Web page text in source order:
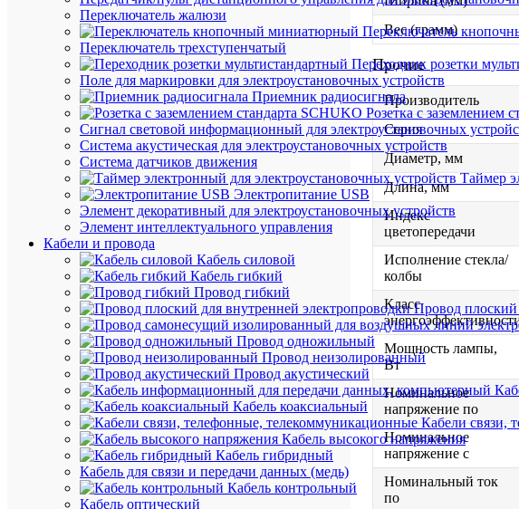
Переключатель жалюзи
Переключатель
Переключатель трехступенчатый
Переходник розетки
Поле для маркировки для электроустановочных устройств
Приемник радиосигнала
Розетка с заземлением
Сигнал световой информационный для электроустановочных
Система акустическая для электроустановочных устройств
Система датчиков движения
Таймер
Электропитание USB
Элемент декоративный для электроустановочных устройств
Элемент интеллектуального управления
Кабели и провода
Кабель силовой
Кабель гибкий
Провод гибкий
Провод плоский
Провод одножильный
Провод неизолированный
Провод акустический
Кабель коаксиальный
Кабели связи,
Кабель высокого напряжения
Кабель гибридный
Кабель для связи и передачи данных (медь)
Кабель контрольный
Кабель оптический
Вес (грамм)
Прочие
Производитель
Серия
Диаметр, мм
Длина, мм
Индекс
цветопередачи
Исполнение стекла/
колбы
Класс
Мощность лампы,
Вт
Номинальное
напряжение по
Номинальное
напряжение с
Номинальный ток
по